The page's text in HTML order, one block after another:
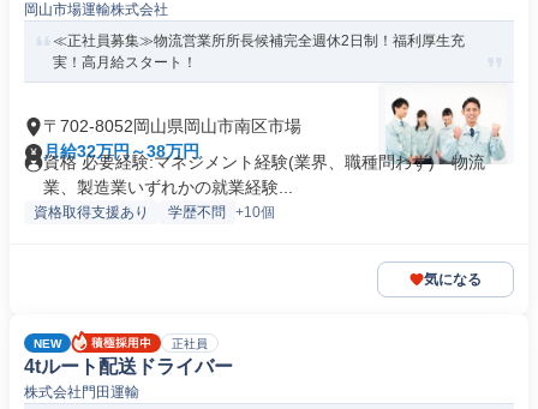
岡山市場運輸株式会社
≪正社員募集≫物流営業所所長候補完全週休2日制！福利厚生充
実！高月給スタート！
〒702-8052岡山県岡山市南区市場
月給32万円～38万円
資格 必要経験:マネジメント経験(業界、職種問わず)・物流
業、製造業いずれかの就業経験...
資格取得支援あり 学歴不問 +10個
気になる
NEW 正社員
4tルート配送ドライバー
株式会社門田運輸